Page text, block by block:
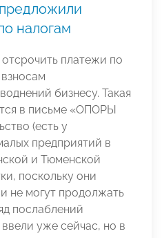
налогам
платежи по
бизнесу. Такая
в письме «ОПОРЫ
(есть у
предприятий в
и Тюменской
поскольку они
не могут продолжать
послаблений
уже сейчас, но в